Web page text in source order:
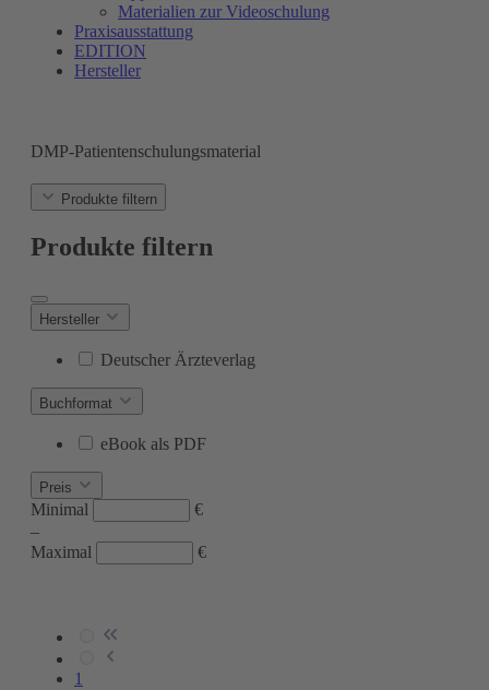
Materialien zur Videoschulung
Praxisausstattung
EDITION
Hersteller
DMP-Patientenschulungsmaterial
Produkte filtern
Produkte filtern
Hersteller
Deutscher Ärzteverlag
Buchformat
eBook als PDF
Preis
Minimal
€
–
Maximal
€
1